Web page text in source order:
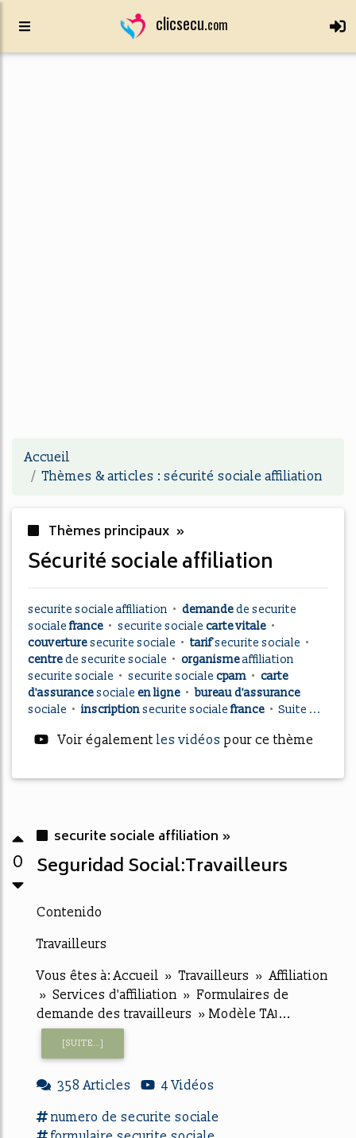
clicsecu.com
Accueil
Thèmes & articles : sécurité sociale affiliation
Thèmes principaux »
sécurité sociale affiliation
securite sociale affiliation • demandede securite
sociale france • securite sociale carte vitale •
couverturesecurite sociale • tarifsecurite sociale •
centrede securite sociale • organismeaffiliation
securite sociale • securite sociale cpam • carte
d'assurancesociale en ligne •bureau d'assurance
sociale • inscriptionsecurite sociale france •Suite ...
Voir également les vidéos pour ce thème
0
securite sociale affiliation »
Seguridad Social:Travailleurs
Contenido
Travailleurs
Vous êtes à: Accueil » Travailleurs » Affiliation
» Services d'affiliation » Formulaires de
demande des travailleurs » Modèle TA1...
[SUITE...]
358 Articles
4 Vidéos
numero de securite sociale